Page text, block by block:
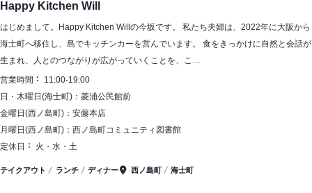
Happy Kitchen Will
はじめまして。Happy Kitchen Willの今坂です。 私たち夫婦は、2022年に大阪から
海士町へ移住し、島でキッチンカーを営んでいます。 食をきっかけに自然と会話が
生まれ、人とのつながりが広がっていくことを、こ…
営業時間
11:00-19:00
日・木曜日(海士町)：菱浦公民館前
金曜日(西ノ島町)：安藤本店
月曜日(西ノ島町)：西ノ島町コミュニティ図書館
定休日
火・水・土
テイクアウト ランチ ディナー 西ノ島町 海士町